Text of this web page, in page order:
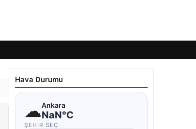
Hava Durumu
☁Ankara
NaN°C
ŞEHIR SEÇ